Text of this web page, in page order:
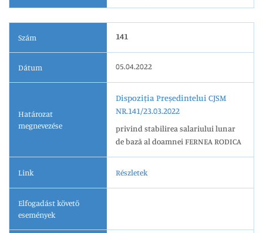
Szám 141
Dátum 05.04.2022
Határozat
megnevezése
Dispoziția Președintelui CJSM
NR.141/23.03.2022
privind stabilirea salariului lunar
de bază al doamnei FERNEA RODICA
Link Részletek
Elfogadást követő
események